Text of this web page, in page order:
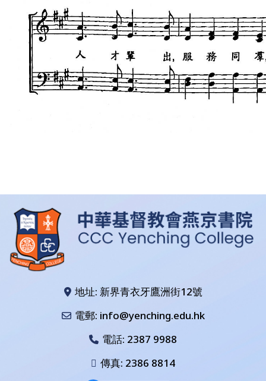
地址: 新界青衣牙鷹洲街12號
電郵: info@yenching.edu.hk
電話: 2387 9988
傳真: 2386 8814